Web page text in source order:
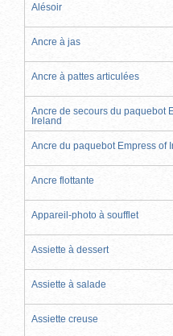
Alésoir
Ancre à jas
Ancre à pattes articulées
Ancre de secours du paquebot
Ireland
Ancre du paquebot Empress of
Ancre flottante
Appareil-photo à soufflet
Assiette à dessert
Assiette à salade
Assiette creuse